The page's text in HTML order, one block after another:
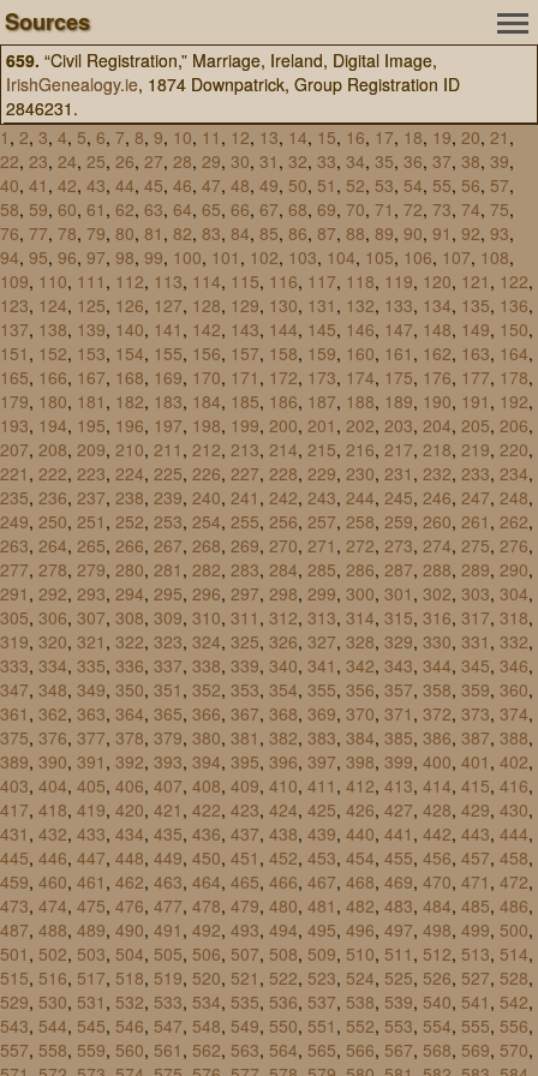
Sources
659. “Civil Registration,” Marriage, Ireland, Digital Image,
IrishGenealogy.ie, 1874 Downpatrick, Group Registration ID
2846231.
1 , 2, 3, 4, 5, 6, 7, 8, 9, 10, 11 , 12, 13, 14, 15, 16, 17, 18, 19, 20, 21 ,
22, 23, 24, 25, 26, 27, 28, 29, 30, 31 , 32, 33, 34, 35, 36, 37, 38, 39,
40, 41 , 42, 43, 44, 45, 46, 47, 48, 49, 50, 51 , 52, 53, 54, 55, 56, 57,
58, 59, 60, 61 , 62, 63, 64, 65, 66, 67, 68, 69, 70, 71 , 72, 73, 74, 75,
76, 77, 78, 79, 80, 81 , 82, 83, 84, 85, 86, 87, 88, 89, 90, 91 , 92, 93,
94, 95, 96, 97, 98, 99, 100, 101 , 102, 103, 104, 105, 106, 107, 108,
109, 110, 111 , 112, 113, 114, 115, 116, 117, 118, 119, 120, 121 , 122,
123, 124, 125, 126, 127, 128, 129, 130, 131 , 132, 133, 134, 135, 136,
137, 138, 139, 140, 141 , 142, 143, 144, 145, 146, 147, 148, 149, 150,
151 , 152, 153, 154, 155, 156, 157, 158, 159, 160, 161 , 162, 163, 164,
165, 166, 167, 168, 169, 170, 171 , 172, 173, 174, 175, 176, 177, 178,
179, 180, 181 , 182, 183, 184, 185, 186, 187, 188, 189, 190, 191 , 192,
193, 194, 195, 196, 197, 198, 199, 200, 201 , 202, 203, 204, 205, 206,
207, 208, 209, 210, 211 , 212, 213, 214, 215, 216, 217, 218, 219, 220,
221 , 222, 223, 224, 225, 226, 227, 228, 229, 230, 231 , 232, 233, 234,
235, 236, 237, 238, 239, 240, 241 , 242, 243, 244, 245, 246, 247, 248,
249, 250, 251 , 252, 253, 254, 255, 256, 257, 258, 259, 260, 261 , 262,
263, 264, 265, 266, 267, 268, 269, 270, 271 , 272, 273, 274, 275, 276,
277, 278, 279, 280, 281 , 282, 283, 284, 285, 286, 287, 288, 289, 290,
291 , 292, 293, 294, 295, 296, 297, 298, 299, 300, 301 , 302, 303, 304,
305, 306, 307, 308, 309, 310, 311 , 312, 313, 314, 315, 316, 317, 318,
319, 320, 321 , 322, 323, 324, 325, 326, 327, 328, 329, 330, 331 , 332,
333, 334, 335, 336, 337, 338, 339, 340, 341 , 342, 343, 344, 345, 346,
347, 348, 349, 350, 351 , 352, 353, 354, 355, 356, 357, 358, 359, 360,
361 , 362, 363, 364, 365, 366, 367, 368, 369, 370, 371 , 372, 373, 374,
375, 376, 377, 378, 379, 380, 381 , 382, 383, 384, 385, 386, 387, 388,
389, 390, 391 , 392, 393, 394, 395, 396, 397, 398, 399, 400, 401 , 402,
403, 404, 405, 406, 407, 408, 409, 410, 411 , 412, 413, 414, 415, 416,
417, 418, 419, 420, 421 , 422, 423, 424, 425, 426, 427, 428, 429, 430,
431 , 432, 433, 434, 435, 436, 437, 438, 439, 440, 441 , 442, 443, 444,
445, 446, 447, 448, 449, 450, 451 , 452, 453, 454, 455, 456, 457, 458,
459, 460, 461 , 462, 463, 464, 465, 466, 467, 468, 469, 470, 471 , 472,
473, 474, 475, 476, 477, 478, 479, 480, 481 , 482, 483, 484, 485, 486,
487, 488, 489, 490, 491 , 492, 493, 494, 495, 496, 497, 498, 499, 500,
501 , 502, 503, 504, 505, 506, 507, 508, 509, 510, 511 , 512, 513, 514,
515, 516, 517, 518, 519, 520, 521 , 522, 523, 524, 525, 526, 527, 528,
529, 530, 531 , 532, 533, 534, 535, 536, 537, 538, 539, 540, 541 , 542,
543, 544, 545, 546, 547, 548, 549, 550, 551 , 552, 553, 554, 555, 556,
557, 558, 559, 560, 561 , 562, 563, 564, 565, 566, 567, 568, 569, 570,